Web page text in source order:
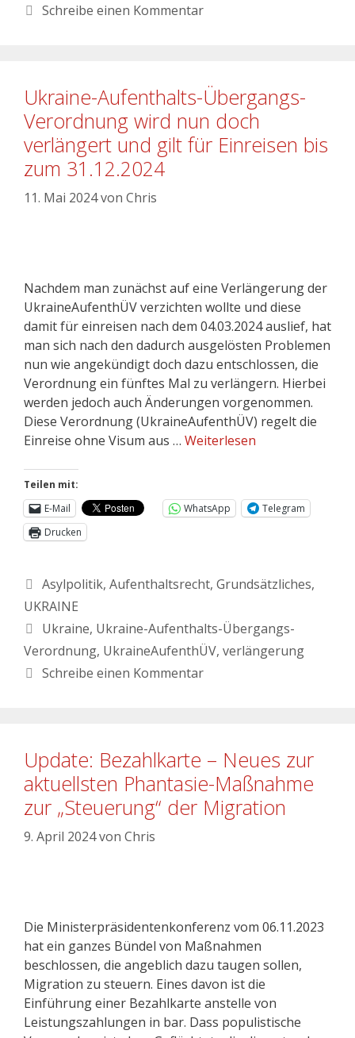
Schreibe einen Kommentar
Ukraine-Aufenthalts-Übergangs-
Verordnung wird nun doch
verlängert und gilt für Einreisen bis
zum 31.12.2024
11. Mai 2024von Chris
Nachdem man zunächst auf eine Verlängerung der
UkraineAufenthÜV verzichten wollte und diese
damit für einreisen nach dem 04.03.2024 auslief, hat
man sich nach den dadurch ausgelösten Problemen
nun wie angekündigt doch dazu entschlossen, die
Verordnung ein fünftes Mal zu verlängern. Hierbei
werden jedoch auch Änderungen vorgenommen.
Diese Verordnung (UkraineAufenthÜV) regelt die
Einreise ohne Visum aus … Weiterlesen
Teilen mit:
E-Mail
WhatsApp
Telegram
Drucken
Asylpolitik, Aufenthaltsrecht, Grundsätzliches,
UKRAINE
Ukraine, Ukraine-Aufenthalts-Übergangs-
Verordnung, UkraineAufenthÜV, verlängerung
Schreibe einen Kommentar
Update: Bezahlkarte – Neues zur
aktuellsten Phantasie-Maßnahme
zur „Steuerung“ der Migration
9. April 2024von Chris
Die Ministerpräsidentenkonferenz vom 06.11.2023
hat ein ganzes Bündel von Maßnahmen
beschlossen, die angeblich dazu taugen sollen,
Migration zu steuern. Eines davon ist die
Einführung einer Bezahlkarte anstelle von
Leistungszahlungen in bar. Dass populistische